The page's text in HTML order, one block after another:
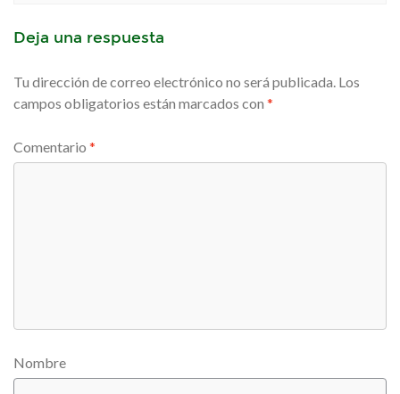
Deja una respuesta
Tu dirección de correo electrónico no será publicada. Los
campos obligatorios están marcados con *
Comentario *
Nombre